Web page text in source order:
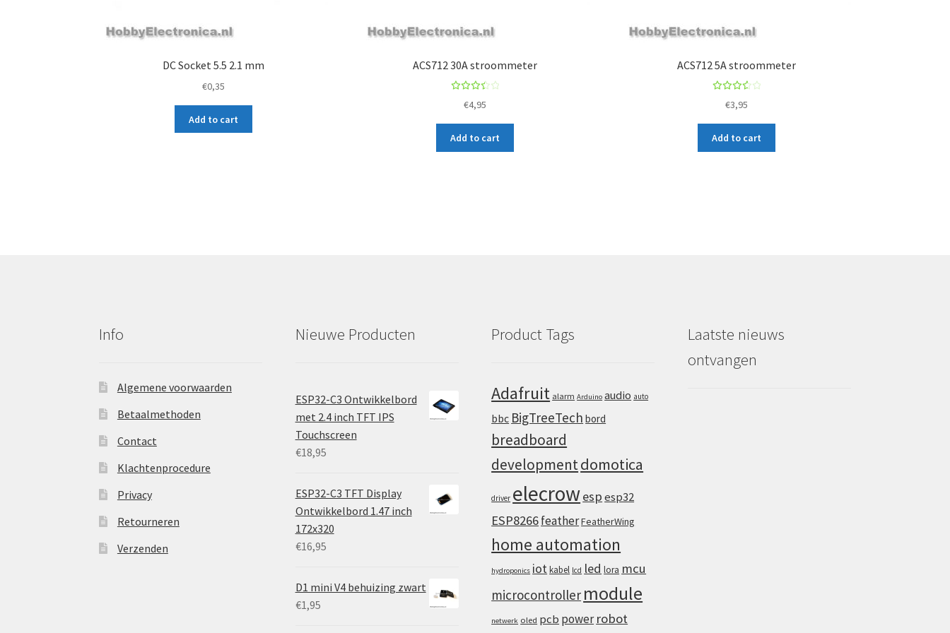
t
DC Socket 5.5 2.1 mm
€0,35
Add to cart
ACS712 30A stroommeter
3.50
out
of 5
€4,95
Add to cart
ACS712 5A stroommeter
3.67
out
of 5
€3,95
Add to cart
Info
Algemene voorwaarden
Betaalmethoden
Contact
Klachtenprocedure
Privacy
Retourneren
Verzenden
Nieuwe Producten
ESP32-C3 Ontwikkelbord
met 2.4 inch TFT IPS
Touchscreen
€18,95
ESP32-C3 TFT Display
Ontwikkelbord 1.47 inch
172x320
€16,95
D1 mini V4 behuizing zwart
€1,95
Product Tags
Adafruit alarm Arduino audio auto
bbc BigTreeTech bord
breadboard
developmentdomotica
driver elecrowespesp32
ESP8266featherFeatherWing
home automation
hydroponics iotkabel lcd led lora mcu
microcontroller module
netwerk oled pcb power robot
Laatste nieuws
ontvangen